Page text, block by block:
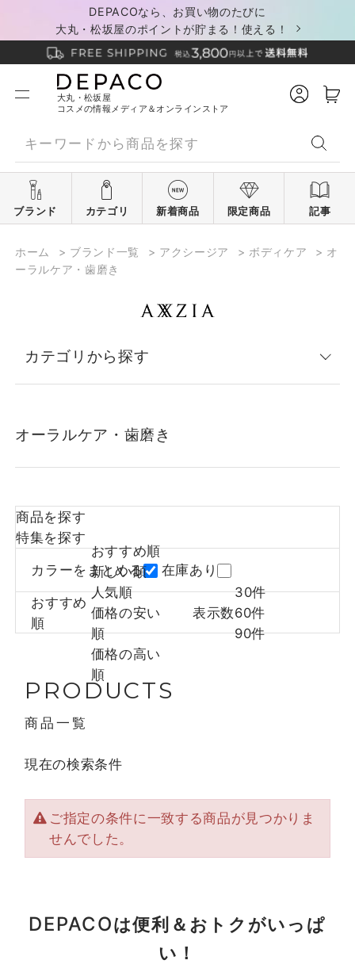
DEPACOなら、お買い物のたびに
大丸・松坂屋のポイントが貯まる！使える！
大丸・松坂屋
コスメの情報メディア＆オンラインストア
ブランド カテゴリ 新着商品 限定商品 記事
ホーム > ブランド一覧 > アクシージア > ボディケア > オ
ーラルケア・歯磨き
カテゴリから探す
オーラルケア・歯磨き
商品を探す
特集を探す
カラーをまとめる 在庫あり
おすすめ
順
おすすめ順
新しい順
人気順
価格の安い
順
価格の高い
順
表示数
30件
60件
90件
PRODUCTS
商品一覧
現在の検索条件
ご指定の条件に一致する商品が見つかりま
せんでした。
DEPACOは便利＆おトクがいっぱ
い！